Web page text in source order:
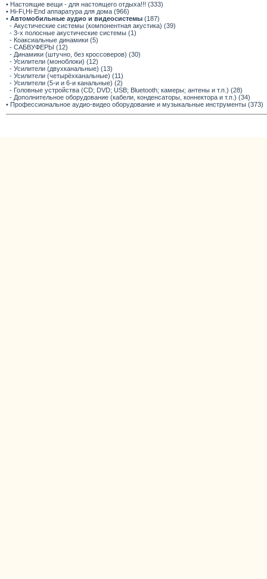
• Настоящие вещи - для настоящего отдыха!!! (333)
• Hi-Fi,Hi-End аппаратура для дома (966)
• Автомобильные аудио и видеосистемы (187)
- Акустические системы (компонентная акустика) (39)
- 3-х полосные акустические системы (1)
- Коаксиальные динамики (5)
- САБВУФЕРЫ (12)
- Динамики (штучно, без кроссоверов) (30)
- Усилители (моноблоки) (12)
- Усилители (двухканальные) (13)
- Усилители (четырёхканальные) (11)
- Усилители (5-и и 6-и канальные) (2)
- Головные устройства (CD; DVD; USB; Bluetooth; камеры; антены и т.п.) (28)
- Дополнительное оборудование (кабели, конденсаторы, коннектора и т.п.) (34)
• Профессиональное аудио-видео оборудование и музыкальные инструменты (373)